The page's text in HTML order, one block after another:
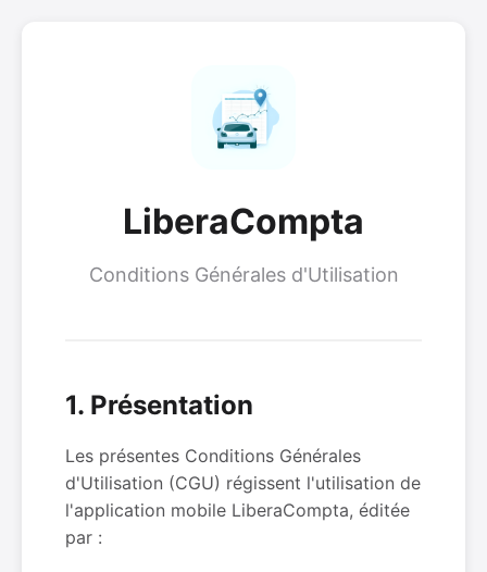
LiberaCompta
Conditions Générales d'Utilisation
1. Présentation
Les présentes Conditions Générales
d'Utilisation (CGU) régissent l'utilisation de
l'application mobile LiberaCompta, éditée
par :